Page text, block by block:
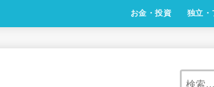
お金・投資 独立・